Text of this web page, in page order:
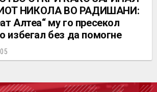
НИКОЛА ВО РАДИШАНИ:
Алтеа“ му го пресекол
избегал без да помогне